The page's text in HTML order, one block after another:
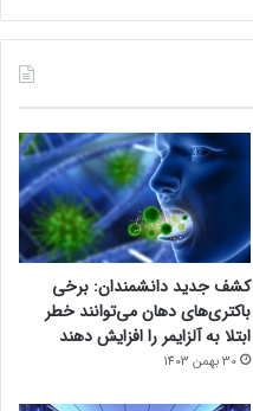
کشف جدید دانشمندان: برخی
باکتری‌های دهان می‌توانند خطر
ابتلا به آلزایمر را افزایش دهند
30 بهمن 1403